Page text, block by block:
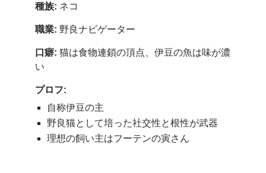
種族: ネコ
職業: 野良ナビゲーター
口癖: 猫は食物連鎖の頂点、伊豆の魚は味が濃
い
プロフ:
自称伊豆の主
野良猫として培った社交性と根性が武器
理想の飼い主はフーテンの寅さん